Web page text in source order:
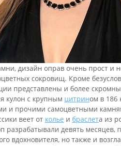
дизайн оправ очень прост и
сокровищ. Кроме
представлены и более
кулон с крупным цитрином в 186
и прочими самоцветными
веет от колье и браслета из
девять месяцев,
вдохновителя, но также и